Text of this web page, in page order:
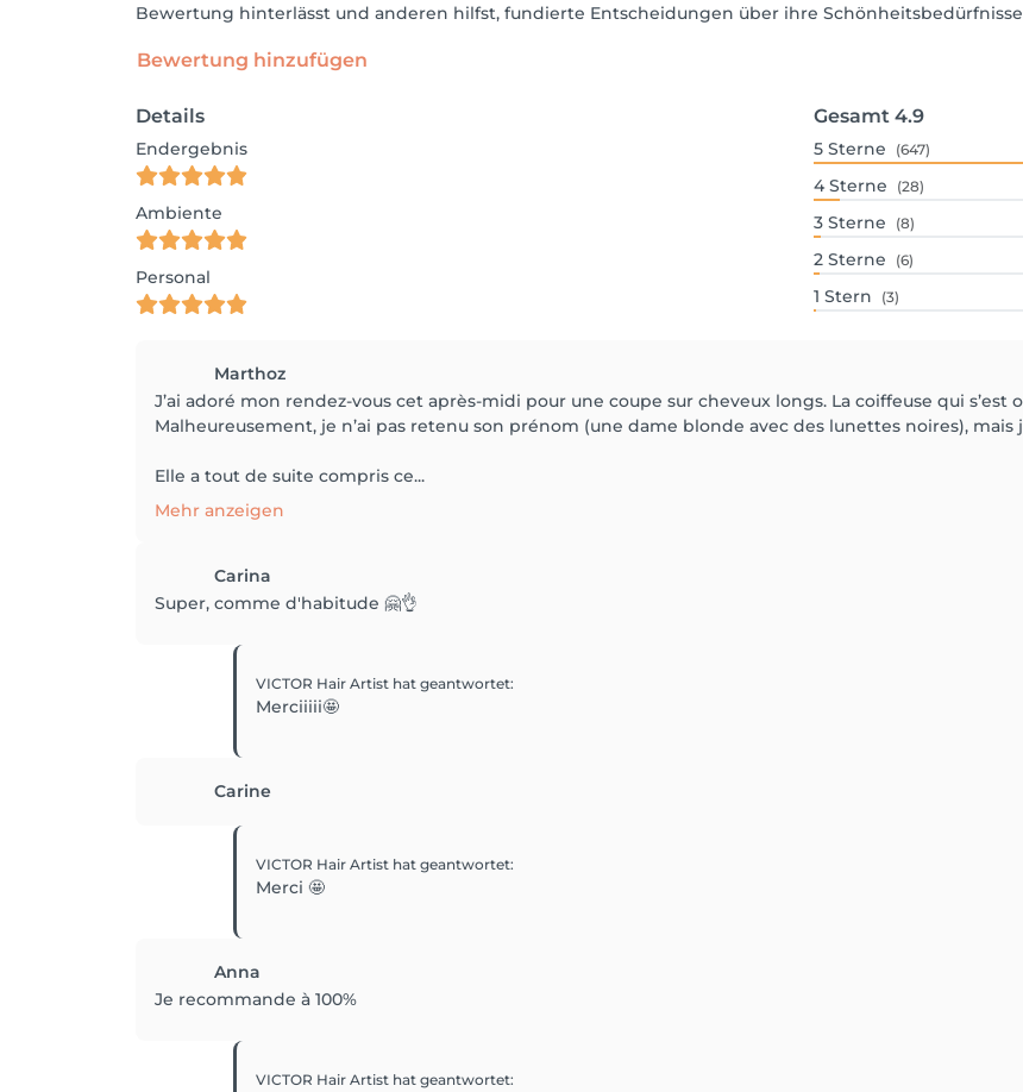
Bewertung hinterlässt und anderen hilfst, fundierte Entscheidungen über ihre
Bewertung hinzufügen
Details
Endergebnis
Ambiente
Personal
Gesamt 4.9
5 Sterne (647)
4 Sterne (28)
3 Sterne (8)
2 Sterne (6)
1 Stern (3)
Marthoz
J’ai adoré mon rendez-vous cet après-midi pour une coupe sur cheveux longs. La coiffeuse qui s’est
Malheureusement, je n’ai pas retenu son prénom (une dame blonde avec des lunettes noires), mais
Elle a tout de suite compris ce...
Mehr anzeigen
Carina
Super, comme d'habitude 🤗👌
VICTOR Hair Artist hat geantwortet:
Merciiiii🤩
Carine
VICTOR Hair Artist hat geantwortet:
Merci 🤩
Anna
Je recommande à 100%
VICTOR Hair Artist hat geantwortet: